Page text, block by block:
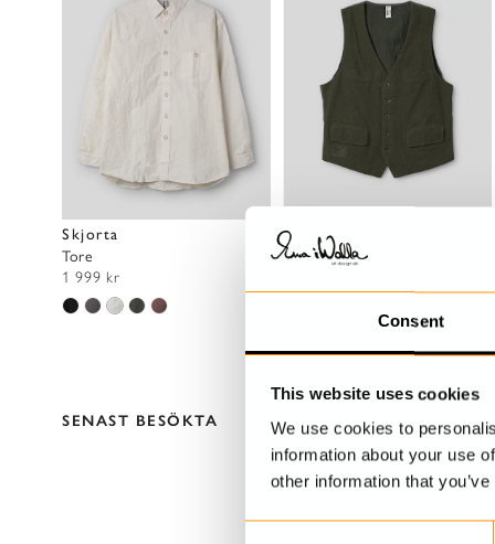
Consent
This website uses cookies
We use cookies to
information about your use
other information that
Skjorta
Tore
1 999 kr
Väst
Vilgot
SENAST BESÖKTA